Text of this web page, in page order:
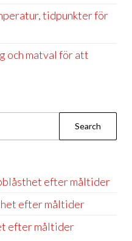
tidpunkter för
och matval för att
efter måltider
efter måltider
efter måltider